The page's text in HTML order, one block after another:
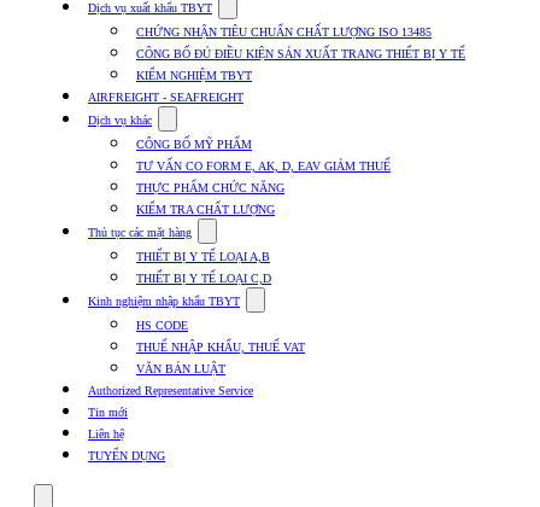
Dịch vụ xuất khẩu TBYT
submenu
for
Dịch
vụ
xuất
TBYT
CHỨNG NHẬN TIÊU CHUẨN CHẤT LƯỢNG ISO 13485
CÔNG BỐ ĐỦ ĐIỀU KIỆN SẢN XUẤT TRANG THIẾT BỊ Y TẾ
KIỂM NGHIỆM TBYT
AIRFREIGHT - SEAFREIGHT
Dịch vụ khác
submenu
for
Dịch
vụ
khác
CÔNG BỐ MỸ PHẨM
TƯ VẤN CO FORM E, AK, D, EAV GIẢM THUẾ
THỰC PHẨM CHỨC NĂNG
KIỂM TRA CHẤT LƯỢNG
Thủ tục các mặt hàng
submenu
for
Thủ
tục
mặt
hàng
THIẾT BỊ Y TẾ LOẠI A,B
THIẾT BỊ Y TẾ LOẠI C,D
Kinh nghiệm nhập khẩu TBYT
submenu
Kinh
HS CODE
THUẾ NHẬP KHẨU, THUẾ VAT
VĂN BẢN LUẬT
Authorized Representative Service
Tin mới
Liên hệ
TUYỂN DỤNG